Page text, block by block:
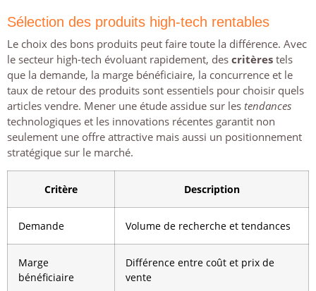
Sélection des produits high-tech rentables
Le choix des bons produits peut faire toute la différence. Avec
le secteur high-tech évoluant rapidement, des critères tels
que la demande, la marge bénéficiaire, la concurrence et le
taux de retour des produits sont essentiels pour choisir quels
articles vendre. Mener une étude assidue sur les tendances
technologiques et les innovations récentes garantit non
seulement une offre attractive mais aussi un positionnement
stratégique sur le marché.
Critère Description
Demande Volume de recherche et tendances
Marge
bénéficiaire
Différence entre coût et prix de
vente